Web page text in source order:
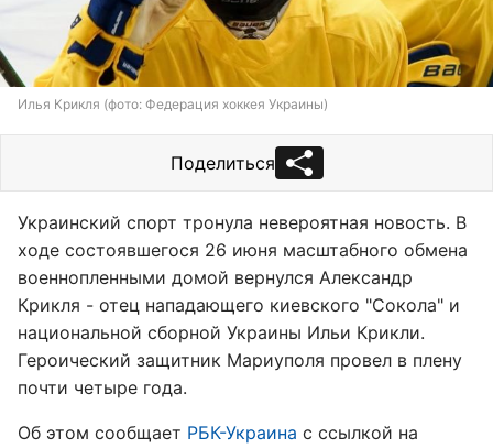
Илья Крикля (фото: Федерация хоккея Украины)
Поделиться
Украинский спорт тронула невероятная новость. В
ходе состоявшегося 26 июня масштабного обмена
военнопленными домой вернулся Александр
Крикля - отец нападающего киевского "Сокола" и
национальной сборной Украины Ильи Крикли.
Героический защитник Мариуполя провел в плену
почти четыре года.
Об этом сообщает РБК-Украина с ссылкой на